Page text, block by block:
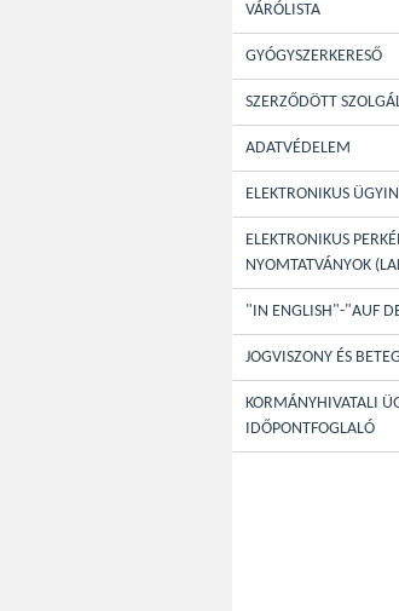
VÁRÓLISTA
GYÓGYSZERKERESŐ
SZERZŐDÖTT
ADATVÉDELEM
ELEKTRONIKUS
ELEKTRONIKUS
NYOMTATVÁNYOK
"IN ENGLISH"-"AUF
JOGVISZONY ÉS
KORMÁNYHIVATALI
IDŐPONTFOGLALÓ